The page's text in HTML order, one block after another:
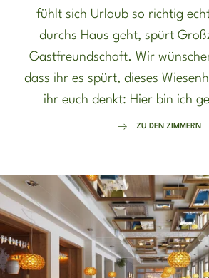
fühlt sich Urlaub so richtig
durchs Haus geht, spürt
Gastfreundschaft. Wir
dass ihr es spürt, dieses
ihr euch denkt: Hier bin ich
ZU DEN ZIMMERN